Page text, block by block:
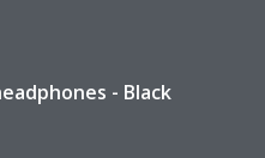
- Black